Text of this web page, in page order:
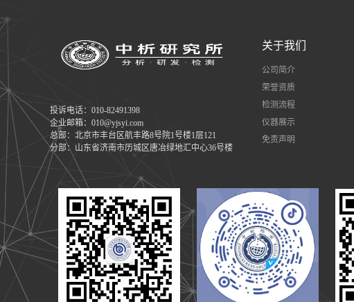
投诉电话：010-82491398
企业邮箱：010@yjsyi.com
总部：北京市丰台区航丰路8号院1号楼1层121
分部：山东省济南市历城区唐冶绿地汇中心36号楼
关于我们
公司简介
荣誉资质
检测流程
仪器展示
免责声明